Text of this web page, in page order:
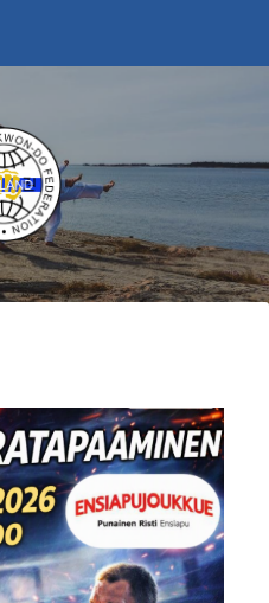
ITF Taekwon-do Liitto ry